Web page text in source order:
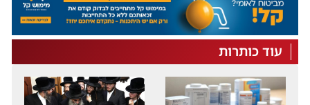
עוד כותרות